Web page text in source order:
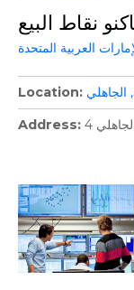
العربية المتحدة
Location الجاهلي
Address